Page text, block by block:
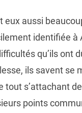
eux aussi
identifiée
qu’ils ont
ils savent se
tout s’attachant
points